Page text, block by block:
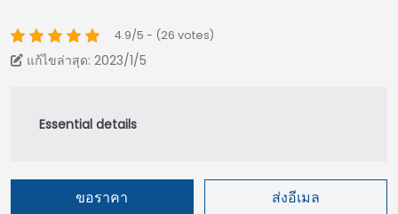
4.9/5 - (26 votes)
แก้ไขล่าสุด: 2023/1/5
ขอราคา ส่งอีเมล